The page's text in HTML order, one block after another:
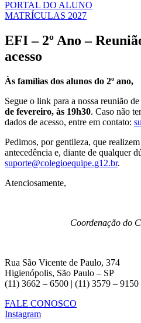
PORTAL DO ALUNO
MATRÍCULAS 2027
EFI – 2º Ano –
acesso
Às famílias dos alunos do 2º ano,
Segue o link para a nossa reunião de
de fevereiro, às 19h30. Caso não
dados de acesso, entre em contato:
Pedimos, por gentileza, que
antecedência e, diante de qualquer
suporte@colegioequipe.g12.br.
Atenciosamente,
Coordenação do
Rua São Vicente de Paulo, 374
Higienópolis, São Paulo – SP
(11) 3662 – 6500 | (11) 3579 – 9150
FALE CONOSCO
Instagram